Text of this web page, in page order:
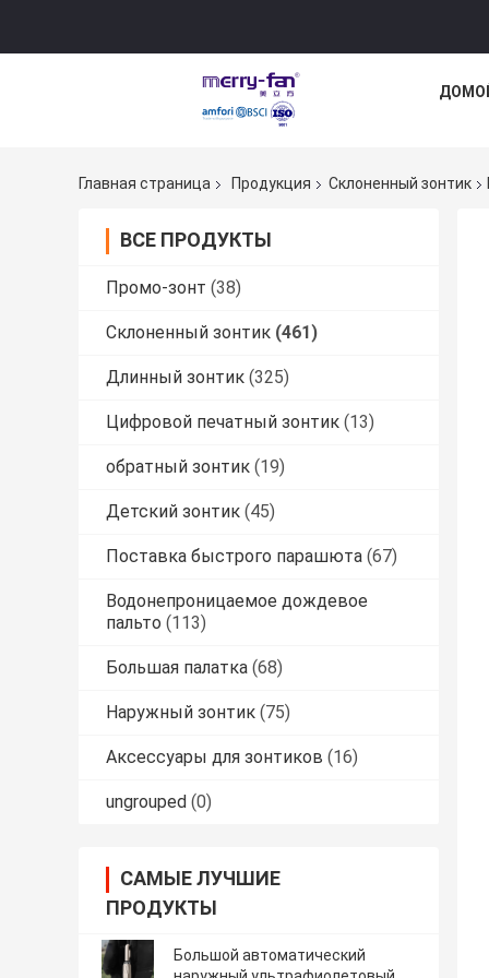
Главная страница Продукция Склоненный зонтик
ВСЕ ПРОДУКТЫ
Промо-зонт (38)
Склоненный зонтик (461)
Длинный зонтик (325)
Цифровой печатный зонтик (13)
обратный зонтик (19)
Детский зонтик (45)
Поставка быстрого парашюта (67)
Водонепроницаемое дождевое
пальто (113)
Большая палатка (68)
Наружный зонтик (75)
Аксессуары для зонтиков (16)
ungrouped (0)
САМЫЕ ЛУЧШИЕ
ПРОДУКТЫ
Большой автоматический